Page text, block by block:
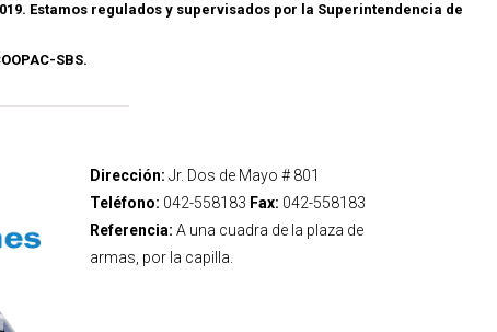
Estamos regulados y supervisados por la Superintendencia de
SBS.
Dirección: Jr. Dos de Mayo # 801
Teléfono: 042-558183 Fax: 042-558183
Referencia: A una cuadra de la plaza de
armas, por la capilla.